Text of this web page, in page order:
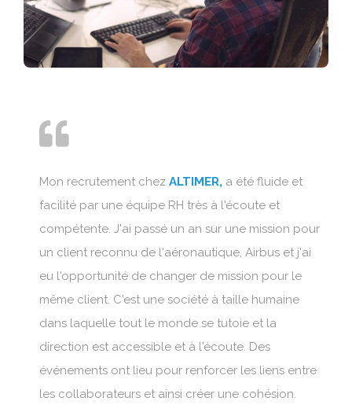
Mon recrutement chez ALTIMER, a été fluide et
facilité par une équipe RH très à l'écoute et
compétente. J'ai passé un an sur une mission pour
un client reconnu de l'aéronautique, Airbus et j'ai
eu l'opportunité de changer de mission pour le
même client. C'est une société à taille humaine
dans laquelle tout le monde se tutoie et la
direction est accessible et à l'écoute. Des
événements ont lieu pour renforcer les liens entre
les collaborateurs et ainsi créer une cohésion.